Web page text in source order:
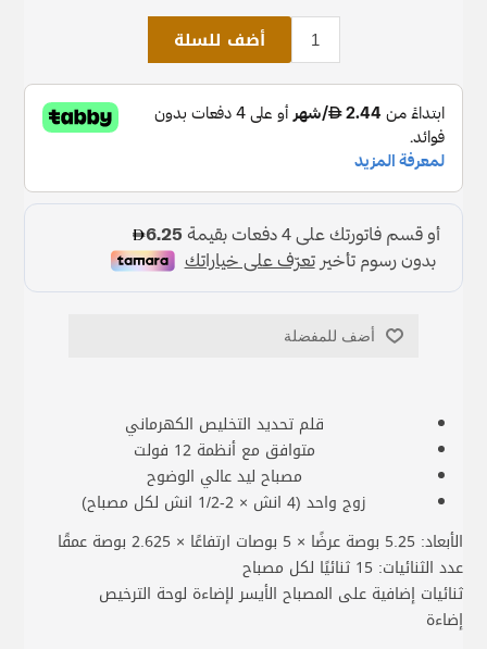
أضف للسلة
أضف للمفضلة
قلم تحديد التخليص الكهرماني
متوافق مع أنظمة 12 فولت
مصباح ليد عالي الوضوح
زوج واحد (4 انش × 2-1/2 انش لكل مصباح)
الأبعاد: 5.25 بوصة عرضًا × 5 بوصات ارتفاعًا × 2.625 بوصة عمقًا
عدد الثنائيات: 15 ثنائيًا لكل مصباح
ثنائيات إضافية على المصباح الأيسر لإضاءة لوحة الترخيص
إضاءة